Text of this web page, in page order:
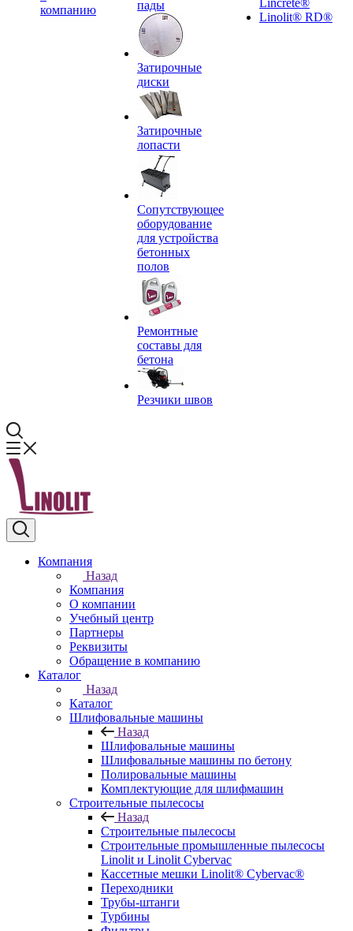
компанию
пады
Затирочные
диски
Затирочные
лопасти
Сопутствующее
оборудование
для устройства
бетонных
полов
Ремонтные
составы для
бетона
Резчики швов
Lincrete®
Linolit® RD®
Компания
Назад
Компания
О компании
Учебный центр
Партнеры
Реквизиты
Обращение в компанию
Каталог
Назад
Каталог
Шлифовальные машины
Назад
Шлифовальные машины
Шлифовальные машины по бетону
Полировальные машины
Комплектующие для шлифмашин
Строительные пылесосы
Назад
Строительные пылесосы
Строительные промышленные пылесосы
Linolit и Linolit Cybervac
Кассетные мешки Linolit® Cybervac®
Переходники
Трубы-штанги
Турбины